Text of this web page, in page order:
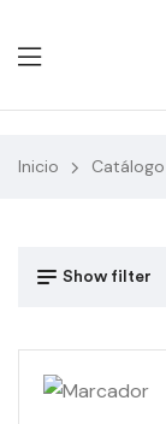
Inicio Catálogo
Show filter